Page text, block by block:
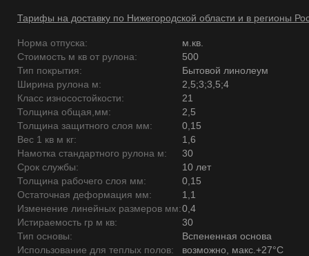
Тарифы на доставку по Нижегородской области и в регионы
Норма отпуска:
м.кв.
Стоимость м кв от рулона:
500
Тип покрытия:
Бытовой линолеум
Ширина рулона м:
2,5;3;3,5;4
Класс износостойкости:
21
Толщина общая,мм:
2,5
Толщина защитного слоя мм:
0,15
Вес 1 кв м кг:
1,6
Намотка стандартного рулона м:
30
Срок службы:
10 лет
Толщина рабочего слоя мм:
0,15
Остаточная деформация мм:
1,1
Изменение линейных размеров мм:0,4
Истираемость гр м кв:
30
Тип основы:
Вспененная основа
Использование для теплых полов:
возможно, макс.+27°С